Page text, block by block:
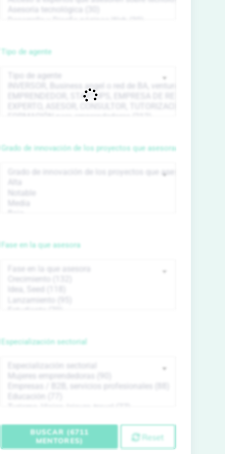
Tipo de agente
Grado de innovación de los proyectos que asesora
Fase en la que asesora
Especialización sectorial
BUSCAR (6711
MENTORES)
Reset